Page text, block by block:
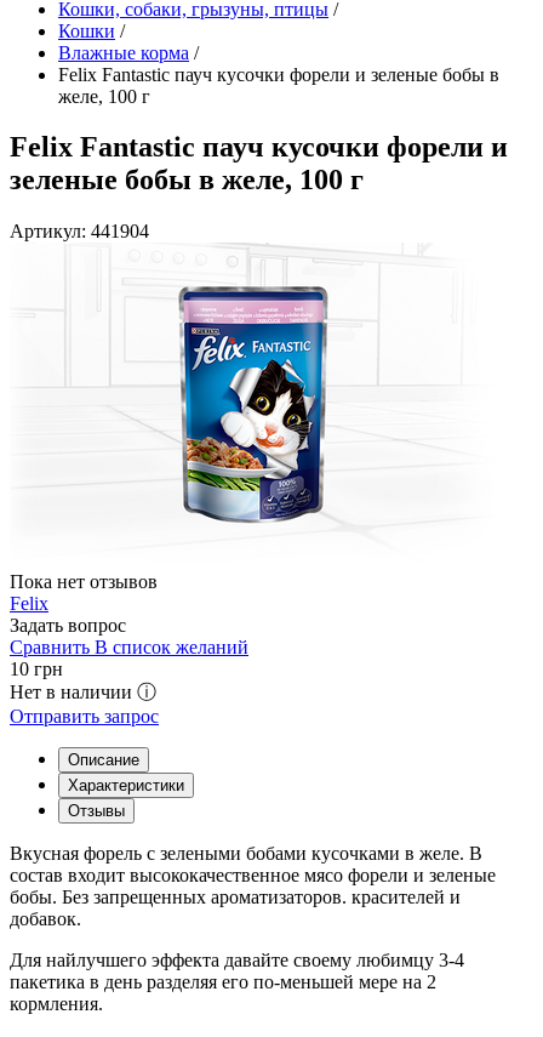
Кошки, собаки, грызуны, птицы /
Кошки /
Влажные корма /
Felix Fantastic пауч кусочки форели и зеленые бобы в
желе, 100 г
Felix Fantastic пауч кусочки форели и
зеленые бобы в желе, 100 г
Артикул: 441904
Пока нет отзывов
Felix
Задать вопрос
Сравнить В список желаний
10 грн
Нет в наличии ⓘ
Отправить запрос
Описание
Характеристики
Отзывы
Вкусная форель с зелеными бобами кусочками в желе. В
состав входит высококачественное мясо форели и зеленые
бобы. Без запрещенных ароматизаторов. красителей и
добавок.
Для найлучшего эффекта давайте своему любимцу 3-4
пакетика в день разделяя его по-меньшей мере на 2
кормления.